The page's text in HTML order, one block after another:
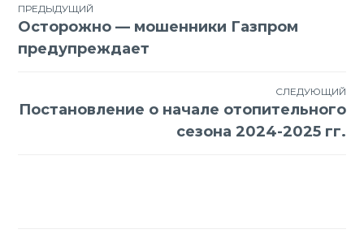
Навигация
по
ПРЕДЫДУЩИЙ
Осторожно — мошенники Газпром
предупреждает
СЛЕДУЮЩИЙ
Постановление о начале отопительного
сезона 2024-2025 гг.